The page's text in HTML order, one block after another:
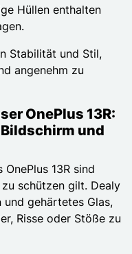
Hüllen enthalten
Stabilität und Stil,
angenehm zu
OnePlus 13R:
und
13R sind
schützen gilt. Dealy
gehärtetes Glas,
Risse oder Stöße zu